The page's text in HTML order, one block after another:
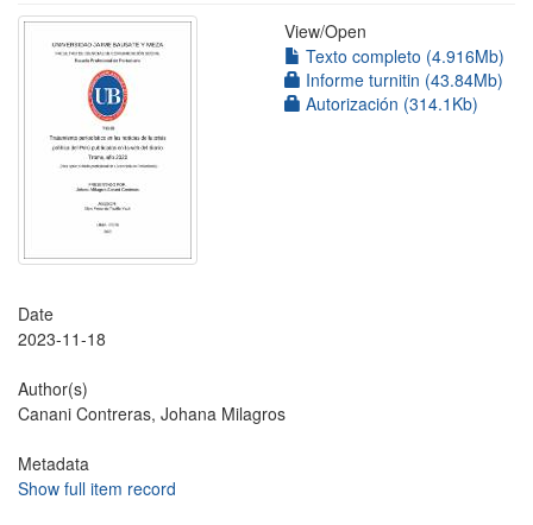
View/Open
Texto completo (4.916Mb)
Informe turnitin (43.84Mb)
Autorización (314.1Kb)
Date
2023-11-18
Author(s)
Canani Contreras, Johana Milagros
Metadata
Show full item record